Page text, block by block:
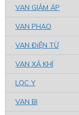
VAN GIẢM ÁP
VAN PHAO
VAN ĐiỆN TỪ
VAN XẢ KHÍ
LỌC Y
VAN BI